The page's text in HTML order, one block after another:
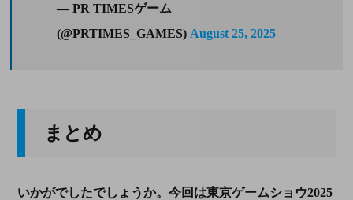
— PR TIMESゲーム
(@PRTIMES_GAMES) August 25, 2025
まとめ
いかがでしたでしょうか。今回は東京ゲームショウ2025